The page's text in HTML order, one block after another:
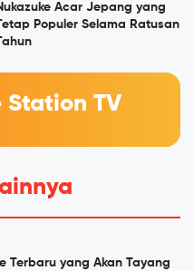
Acar Jepang yang
Populer Selama Ratusan
TV
Terbaru yang Akan Tayang